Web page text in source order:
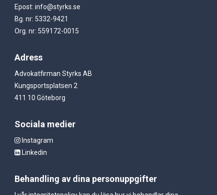
Epost: info@styrks.se
Bg. nr: 5332-9421
Org. nr: 559172-0015
Adress
Advokatfirman Styrks AB
Kungsportsplatsen 2
411 10 Göteborg
Sociala medier
Instagram
Linkedin
Behandling av dina personuppgifter